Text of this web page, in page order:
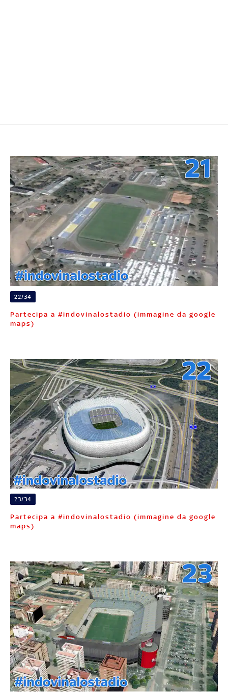
22/34
Partecipa a #indovinalostadio (immagine da google
maps)
23/34
Partecipa a #indovinalostadio (immagine da google
maps)